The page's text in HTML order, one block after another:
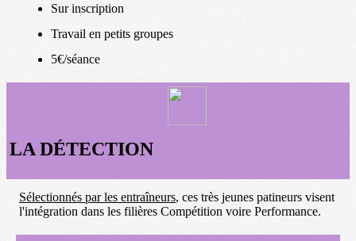
Sur inscription
Travail en petits groupes
5€/séance
LA DÉTECTION
Sélectionnés par les entraîneurs, ces très jeunes patineurs visent
l'intégration dans les filières Compétition voire Performance.